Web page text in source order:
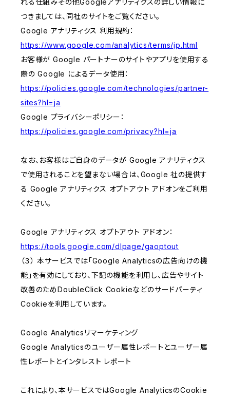
れる仕組みその他Googleアナリティクスの詳しい情報に
つきましては、同社のサイトをご覧ください。
Google アナリティクス 利用規約：
https://www.google.com/analytics/terms/jp.html
お客様が Google パートナーのサイトやアプリを使用する
際の Google によるデータ使用：
https://policies.google.com/technologies/partner-
sites?hl=ja
Google プライバシーポリシー：
https://policies.google.com/privacy?hl=ja
なお、お客様はご自身のデータが Google アナリティクス
で使用されることを望まない場合は、Google 社の提供す
る Google アナリティクス オプトアウト アドオンをご利用
ください。
Google アナリティクス オプトアウト アドオン：
https://tools.google.com/dlpage/gaoptout
（３） 本サービスでは「Google Analyticsの広告向けの機
能」を有効にしており、下記の機能を利用し、広告やサイト
改善のためDoubleClick Cookieなどのサードパーティ
Cookieを利用しています。
Google Analyticsリマーケティング
Google Analyticsのユーザー属性レポートとユーザー属
性レポートとインタレスト レポート
これにより、本サービスではGoogle AnalyticsのCookie